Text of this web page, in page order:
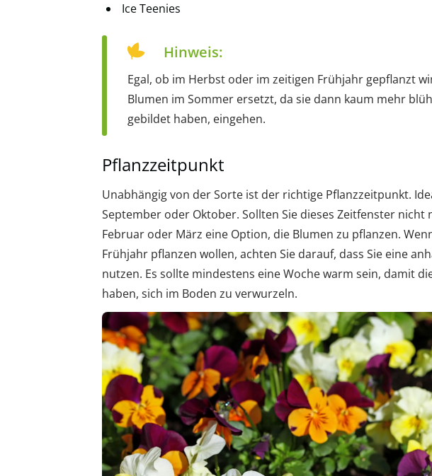
Ice Teenies
Hinweis:
Egal, ob im Herbst oder im zeitigen Frühjahr gepflanzt
Blumen im Sommer ersetzt, da sie dann kaum mehr
gebildet haben, eingehen.
Pflanzzeitpunkt
Unabhängig von der Sorte ist der richtige Pflanzzeitpunkt.
September oder Oktober. Sollten Sie dieses Zeitfenster nicht
Februar oder März eine Option, die Blumen zu pflanzen.
Frühjahr pflanzen wollen, achten Sie darauf, dass Sie eine
nutzen. Es sollte mindestens eine Woche warm sein, damit
haben, sich im Boden zu verwurzeln.